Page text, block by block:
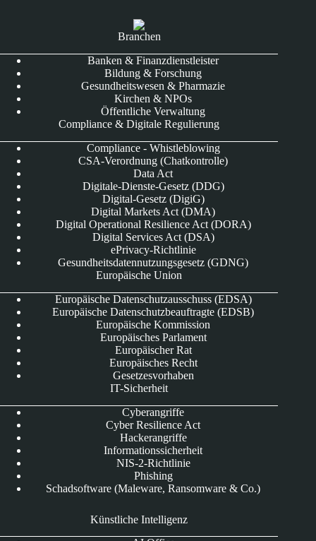
Branchen
Banken & Finanzdienstleister
Bildung & Forschung
Gesundheitswesen & Pharmazie
Kirchen & NPOs
Öffentliche Verwaltung
Compliance & Digitale Regulierung
Compliance - Whistleblowing
CSA-Verordnung (Chatkontrolle)
Data Act
Digitale-Dienste-Gesetz (DDG)
Digital-Gesetz (DigiG)
Digital Markets Act (DMA)
Digital Operational Resilience Act (DORA)
Digital Services Act (DSA)
ePrivacy-Richtlinie
Gesundheitsdatennutzungsgesetz (GDNG)
Europäische Union
Europäische Datenschutzausschuss (EDSA)
Europäische Datenschutzbeauftragte (EDSB)
Europäische Kommission
Europäisches Parlament
Europäischer Rat
Europäisches Recht
Gesetzesvorhaben
IT-Sicherheit
Cyberangriffe
Cyber Resilience Act
Hackerangriffe
Informationssicherheit
NIS-2-Richtlinie
Phishing
Schadsoftware (Maleware, Ransomware & Co.)
Künstliche Intelligenz